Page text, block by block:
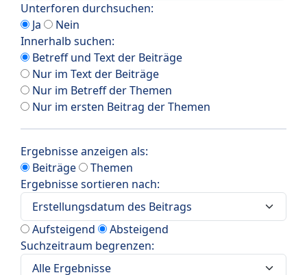
Unterforen durchsuchen:
Ja
Nein
Innerhalb suchen:
Betreff und Text der Beiträge
Nur im Text der Beiträge
Nur im Betreff der Themen
Nur im ersten Beitrag der Themen
Ergebnisse anzeigen als:
Beiträge
Themen
Ergebnisse sortieren nach:
Aufsteigend
Absteigend
Suchzeitraum begrenzen: